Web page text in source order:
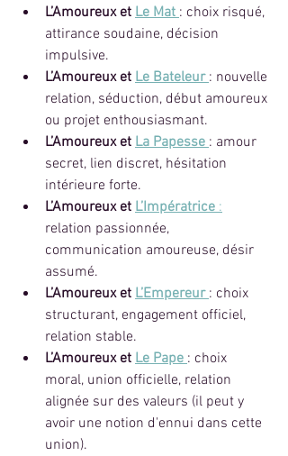
L’Amoureux et Le Mat : choix risqué,
attirance soudaine, décision
impulsive.
L’Amoureux et Le Bateleur : nouvelle
relation, séduction, début amoureux
ou projet enthousiasmant.
L’Amoureux et La Papesse : amour
secret, lien discret, hésitation
intérieure forte.
L’Amoureux et L’Impératrice :
relation passionnée,
communication amoureuse, désir
assumé.
L’Amoureux et L’Empereur : choix
structurant, engagement officiel,
relation stable.
L’Amoureux et Le Pape : choix
moral, union officielle, relation
alignée sur des valeurs (il peut y
avoir une notion d'ennui dans cette
union).